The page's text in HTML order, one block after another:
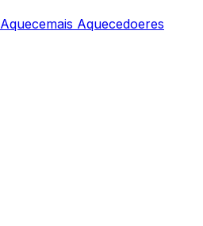
Aquecemais Aquecedoeres